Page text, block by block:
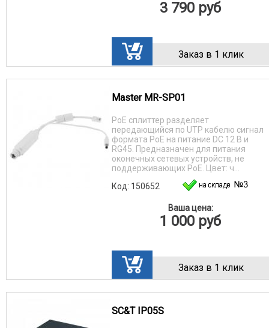
3 790 руб
Заказ в 1 клик
Master MR-SP01
PoE сплиттер разделяет
передающийся по UTP кабелю сигнал
формата PoE на питание DC 12 В и
RG45. Предназначен для питания
оконечных сетевых устройств, не
поддерживающих PoE. Цвет: ч...
Код: 150652
Ваша цена:
1 000 руб
Заказ в 1 клик
SC&T IP05S